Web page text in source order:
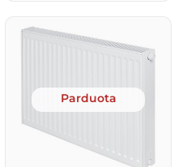
Parduota